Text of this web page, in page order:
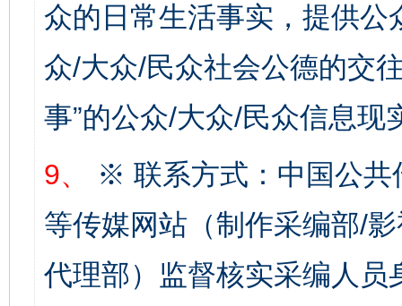
众的日常生活事实，提供
众/大众/民众社会公德的交
事”的公众/大众/民众信息现
9、
※ 联系方式：中国公共
等传媒网站（制作采编部/
代理部）监督核实采编人员
完善运行机制助力责任有效落实 一纸欠